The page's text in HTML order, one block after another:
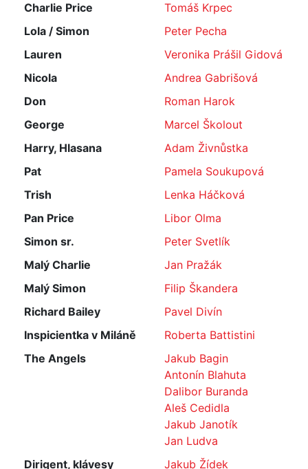
Charlie Price
Tomáš Krpec
Lola / Simon
Peter Pecha
Lauren
Veronika Prášil Gidová
Nicola
Andrea Gabrišová
Don
Roman Harok
George
Marcel Školout
Harry, Hlasana
Adam Živnůstka
Pat
Pamela Soukupová
Trish
Lenka Háčková
Pan Price
Libor Olma
Simon sr.
Peter Svetlík
Malý Charlie
Jan Pražák
Malý Simon
Filip Škandera
Richard Bailey
Pavel Divín
Inspicientka v Miláně
Roberta Battistini
The Angels
Jakub Bagin
Antonín Blahuta
Dalibor Buranda
Aleš Cedidla
Jakub Janotík
Jan Ludva
Dirigent, klávesy
Jakub Žídek